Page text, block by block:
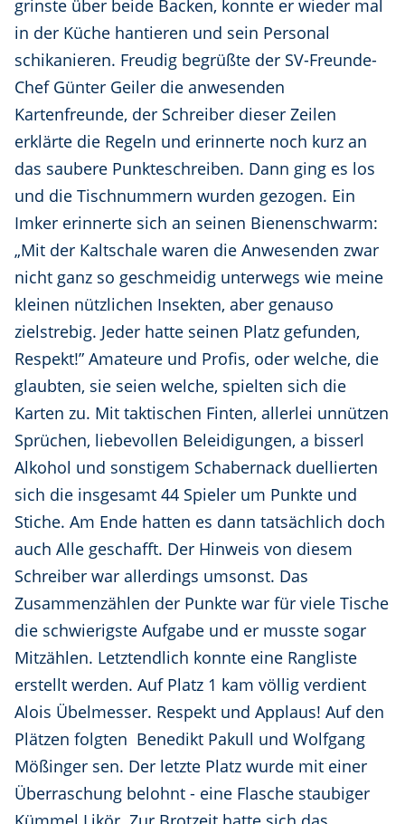
grinste über beide Backen, konnte er wieder mal
in der Küche hantieren und sein Personal
schikanieren. Freudig begrüßte der SV-Freunde-
Chef Günter Geiler die anwesenden
Kartenfreunde, der Schreiber dieser Zeilen
erklärte die Regeln und erinnerte noch kurz an
das saubere Punkteschreiben. Dann ging es los
und die Tischnummern wurden gezogen. Ein
Imker erinnerte sich an seinen Bienenschwarm:
„Mit der Kaltschale waren die Anwesenden zwar
nicht ganz so geschmeidig unterwegs wie meine
kleinen nützlichen Insekten, aber genauso
zielstrebig. Jeder hatte seinen Platz gefunden,
Respekt!” Amateure und Profis, oder welche, die
glaubten, sie seien welche, spielten sich die
Karten zu. Mit taktischen Finten, allerlei unnützen
Sprüchen, liebevollen Beleidigungen, a bisserl
Alkohol und sonstigem Schabernack duellierten
sich die insgesamt 44 Spieler um Punkte und
Stiche. Am Ende hatten es dann tatsächlich doch
auch Alle geschafft. Der Hinweis von diesem
Schreiber war allerdings umsonst. Das
Zusammenzählen der Punkte war für viele Tische
die schwierigste Aufgabe und er musste sogar
Mitzählen. Letztendlich konnte eine Rangliste
erstellt werden. Auf Platz 1 kam völlig verdient
Alois Übelmesser. Respekt und Applaus! Auf den
Plätzen folgten Benedikt Pakull und Wolfgang
Mößinger sen. Der letzte Platz wurde mit einer
Überraschung belohnt - eine Flasche staubiger